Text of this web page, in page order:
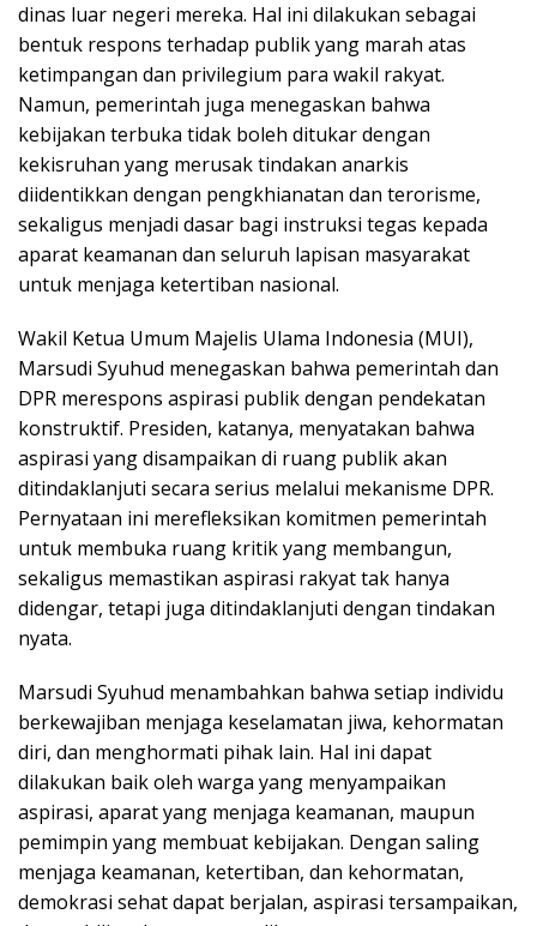
dinas luar negeri mereka. Hal ini dilakukan sebagai
bentuk respons terhadap publik yang marah atas
ketimpangan dan privilegium para wakil rakyat.
Namun, pemerintah juga menegaskan bahwa
kebijakan terbuka tidak boleh ditukar dengan
kekisruhan yang merusak tindakan anarkis
diidentikkan dengan pengkhianatan dan terorisme,
sekaligus menjadi dasar bagi instruksi tegas kepada
aparat keamanan dan seluruh lapisan masyarakat
untuk menjaga ketertiban nasional.
Wakil Ketua Umum Majelis Ulama Indonesia (MUI),
Marsudi Syuhud menegaskan bahwa pemerintah dan
DPR merespons aspirasi publik dengan pendekatan
konstruktif. Presiden, katanya, menyatakan bahwa
aspirasi yang disampaikan di ruang publik akan
ditindaklanjuti secara serius melalui mekanisme DPR.
Pernyataan ini merefleksikan komitmen pemerintah
untuk membuka ruang kritik yang membangun,
sekaligus memastikan aspirasi rakyat tak hanya
didengar, tetapi juga ditindaklanjuti dengan tindakan
nyata.
Marsudi Syuhud menambahkan bahwa setiap individu
berkewajiban menjaga keselamatan jiwa, kehormatan
diri, dan menghormati pihak lain. Hal ini dapat
dilakukan baik oleh warga yang menyampaikan
aspirasi, aparat yang menjaga keamanan, maupun
pemimpin yang membuat kebijakan. Dengan saling
menjaga keamanan, ketertiban, dan kehormatan,
demokrasi sehat dapat berjalan, aspirasi tersampaikan,